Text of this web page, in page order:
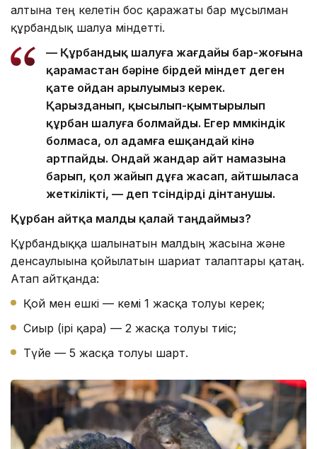
алтынға тең келетін бос қаражаты бар мұсылман
құрбандық шалуға міндетті.
— Құрбандық шалуға жағдайы бар-жоғына
қарамастан бәріне бірдей міндет деген
қате ойдан арылуымыз керек.
Қарызданып, қысылып-қымтырылып
құрбан шалуға болмайды. Егер мүмкіндік
болмаса, ол адамға ешқандай кінә
артпайды. Ондай жандар айт намазына
барып, қол жайып дұға жасап, айтшыласа
жеткілікті, — деп түсіндірді дінтанушы.
Құрбан айтқа малды қалай таңдаймыз?
Құрбандыққа шалынатын малдың жасына және
денсаулығына қойылатын шариғат талаптары қатаң.
Атап айтқанда:
Қой мен ешкі — кемі 1 жасқа толуы керек;
Сиыр (ірі қара) — 2 жасқа толуы тиіс;
Түйе — 5 жасқа толуы шарт.